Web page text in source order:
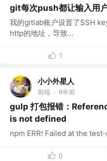
git每次push都让输入用
我的gitlab账户设置了SSH
http的地址，导致...
1
小小外星人
前端 · 6年前
gulp 打包报错：
is not defined
npm ERR! Failed at the
0